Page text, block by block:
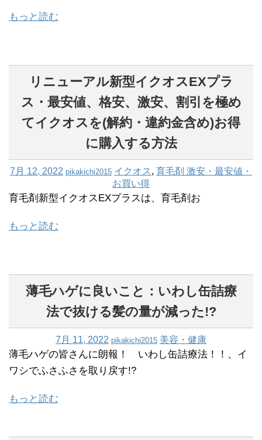
もっと読む
リニューアル新型イクオスEXプラ
ス・最安値、格安、激安、割引を極め
てイクオスを(解約・違約金含め)お得
に購入する方法
7月 12, 2022 pikakichi2015 イクオス , 育毛剤 激安・最安値・
お買い得
育毛剤新型イクオスEXプラスは、育毛剤お
もっと読む
薄毛ハゲに良いこと：いわし缶詰療
法で抜ける髪の量が減った!?
7月 11, 2022 pikakichi2015 美容・健康
薄毛ハゲの皆さんに朗報！ いわし缶詰療法！！、イ
ワシでふさふさを取り戻す!?
もっと読む